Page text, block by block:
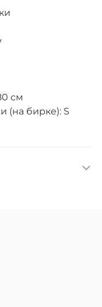
см
(на бирке): S